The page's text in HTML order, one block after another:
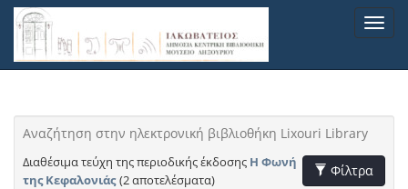
Παράκαμψη
προς
κυρίως
Αναζήτηση στην ηλεκτρονική βιβλιοθήκη Lixouri Library
Διαθέσιμα τεύχη της περιοδικής έκδοσης Η Φωνή
της Κεφαλονιάς (2 αποτελέσματα)
Toggle Filters
Φίλτρα